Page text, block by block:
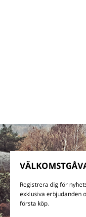
Registrera dig för
exklusiva erbjudanden
första köp.